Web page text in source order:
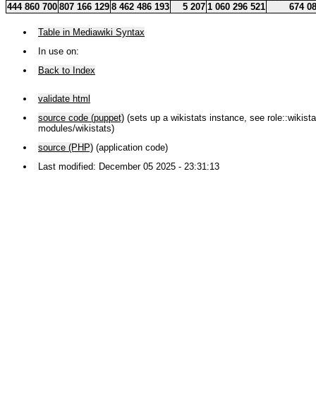
444 860 700 807 166 129 8 462 486 193 5 207 1 060 296 521 674
Table in Mediawiki Syntax
In use on:
Back to Index
validate html
source code (puppet) (sets up a wikistats instance, see
modules/wikistats)
source (PHP) (application code)
Last modified: December 05 2025 - 23:31:13